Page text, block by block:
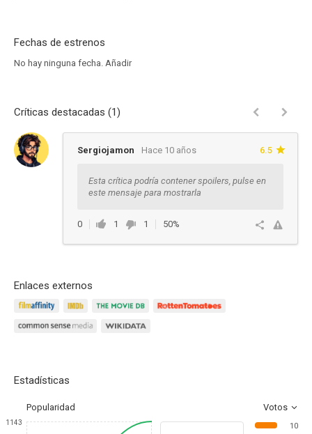
Fechas de estrenos
No hay ninguna fecha. Añadir
Críticas destacadas (1)
Sergiojamon Hace 10 años 6.5
Esta crítica podría contener spoilers, pulse en
este mensaje para mostrarla
0 1 1
50%
Enlaces externos
Estadísticas
Popularidad Votos
1143
10